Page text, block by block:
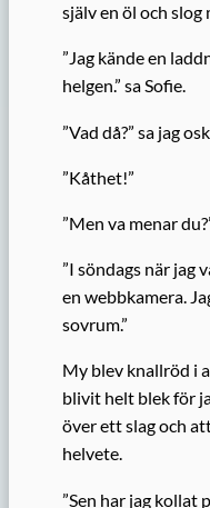
själv en öl och slog
”Jag kände en
helgen.” sa Sofie.
”Vad då?” sa jag
”Kåthet!”
”Men va menar
”I söndags när jag
en webbkamera.
sovrum.”
My blev knallröd i
blivit helt blek för
över ett slag och
helvete.
”Sen har jag kollat